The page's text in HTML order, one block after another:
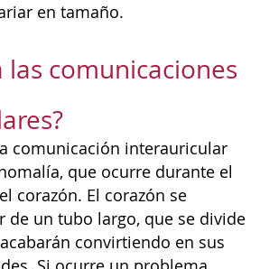
en tamaño.
las comunicaciones
comunicación interauricular
que ocurre durante el
corazón. El corazón se
de un tubo largo, que se divide
convirtiendo en sus